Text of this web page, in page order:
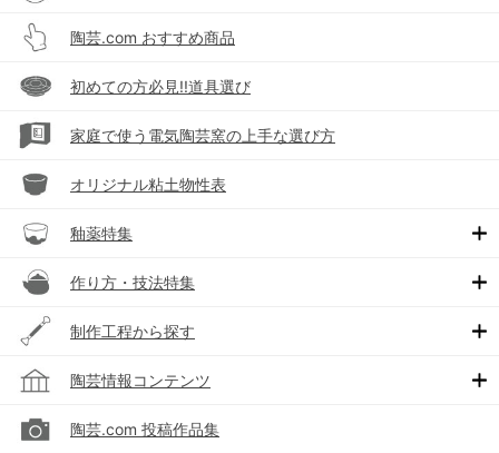
陶芸.com おすすめ商品
初めての方必見!!道具選び
家庭で使う電気陶芸窯の上手な選び方
オリジナル粘土物性表
釉薬特集
作り方・技法特集
制作工程から探す
陶芸情報コンテンツ
陶芸.com 投稿作品集